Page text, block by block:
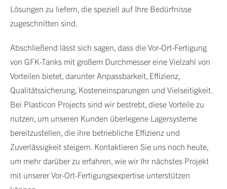
Lösungen zu liefern, die speziell auf Ihre Bedürfnisse
zugeschnitten sind.
Abschließend lässt sich sagen, dass die Vor-Ort-Fertigung
von GFK-Tanks mit großem Durchmesser eine Vielzahl von
Vorteilen bietet, darunter Anpassbarkeit, Effizienz,
Qualitätssicherung, Kosteneinsparungen und Vielseitigkeit.
Bei Plasticon Projects sind wir bestrebt, diese Vorteile zu
nutzen, um unseren Kunden überlegene Lagersysteme
bereitzustellen, die ihre betriebliche Effizienz und
Zuverlässigkeit steigern. Kontaktieren Sie uns noch heute,
um mehr darüber zu erfahren, wie wir Ihr nächstes Projekt
mit unserer Vor-Ort-Fertigungsexpertise unterstützen